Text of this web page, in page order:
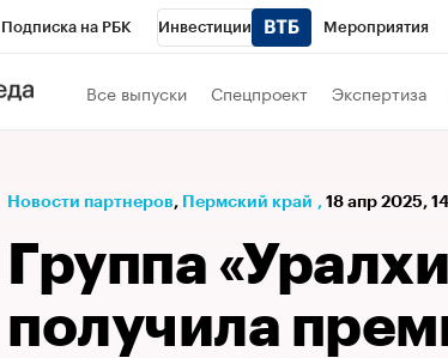
Подписка на РБК Инвестиции Мероприятия
Телеканал
Спецпроекты Проверка контрагентов
Рынок наличной валюты
Все выпуски Спецпроект Экспертиза
Новости партнеров⁠, Пермский край , 18 апр 2025,
Группа
получила